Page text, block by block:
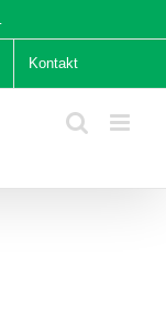
Kontakt